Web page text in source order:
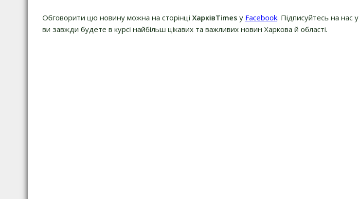
Обговорити цю новину можна на сторінці ХарківTimes у Facebook. Підписуйтесь на нас у
ви завжди будете в курсі найбільш цікавих та важливих новин Харкова й області.